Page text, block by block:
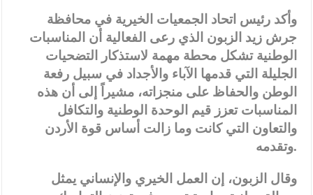
وأكد رئيس اتحاد الجمعيات الخيرية في محافظة
جرش زيد الزبون الذي رعى الفعالية أن المناسبات
الوطنية تشكل محطة مهمة لاستذكار التضحيات
الجليلة التي قدمها الآباء والأجداد في سبيل رفعة
الوطن والحفاظ على منجزاته، مشيراً إلى أن هذه
المناسبات تعزز قيم الوحدة الوطنية والتكافل
والتعاون التي كانت وما زالت أساس قوة الأردن
وتقدمه.
وقال الزبون، إن العمل الخيري والإنساني يمثل